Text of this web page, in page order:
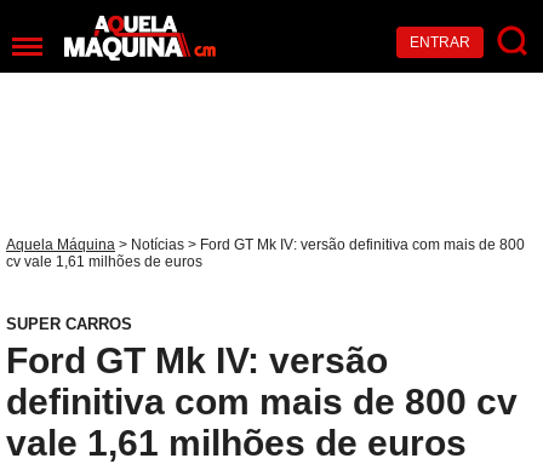
ENTRAR
Aquela Máquina > Notícias > Ford GT Mk IV: versão definitiva com mais de 800
cv vale 1,61 milhões de euros
SUPER CARROS
Ford GT Mk IV: versão
definitiva com mais de 800 cv
vale 1,61 milhões de euros